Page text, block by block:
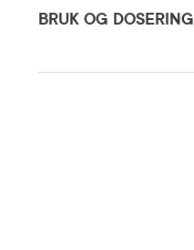
BRUK OG DOSERING